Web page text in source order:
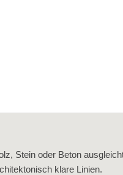
Stein oder Beton
klare Linien.